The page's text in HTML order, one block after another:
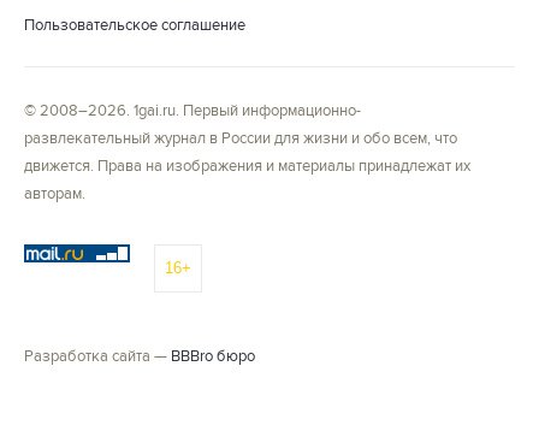
Пользовательское соглашение
© 2008–2026. 1gai.ru. Первый информационно-
развлекательный журнал в России для жизни и обо всем, что
движется. Права на изображения и материалы принадлежат их
авторам.
16+
Разработка сайта — BBBro бюро